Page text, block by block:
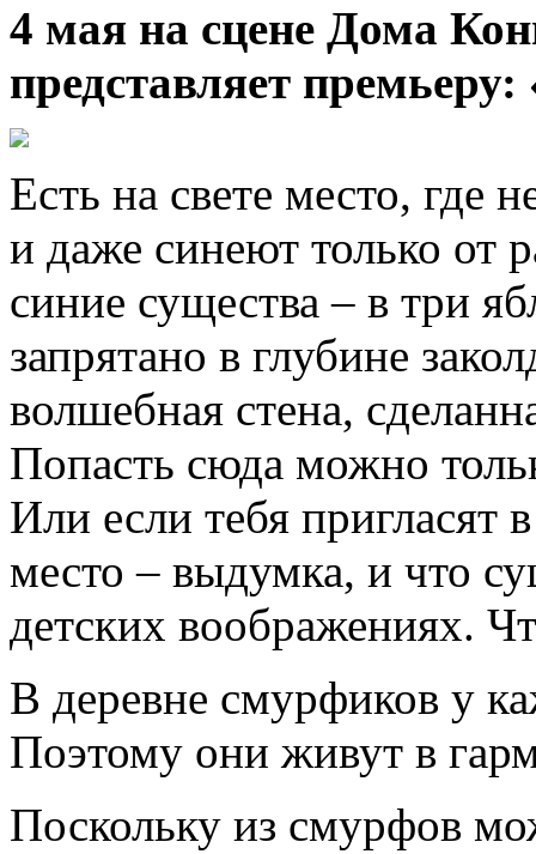
4 мая на сцене Дома
представляет
Есть на свете место, где
и даже синеют только от
синие существа – в три
запрятано в глубине
волшебная стена,
Попасть сюда можно
Или если тебя пригласят
место – выдумка, и что
детских воображениях.
В деревне смурфиков у
Поэтому они живут в
Поскольку из смурфов